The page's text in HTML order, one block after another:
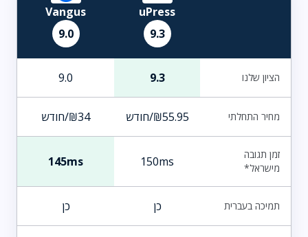
uPress
9.3
Vangus
9.0
הציון שלנו 9.3
9.0
מחיר התחלתי ₪55.95/חודש ₪34/חודש
זמן תגובה
מישראל*
150ms
145ms
תמיכה בעברית כן כן